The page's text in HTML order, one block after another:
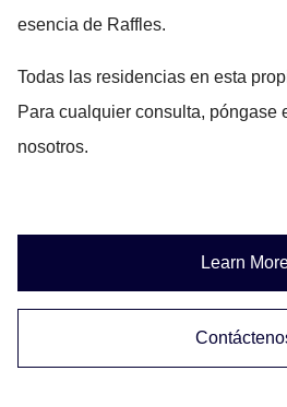
esencia de Raffles.
Todas las residencias en esta
Para cualquier consulta, póngase
nosotros.
Learn